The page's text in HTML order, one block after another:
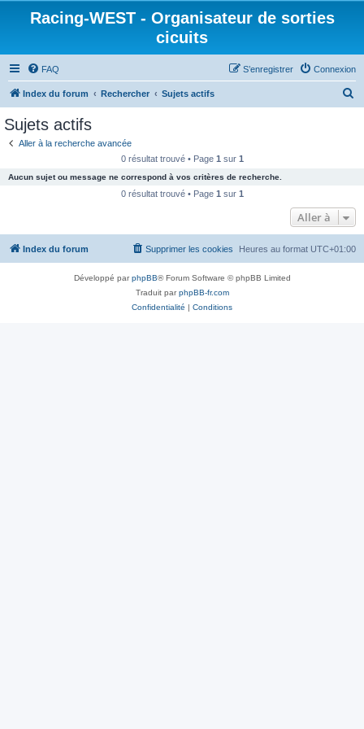
Racing-WEST - Organisateur de sorties
cicuits
FAQ Connexion
S’enregistrer
Index du forum Rechercher Sujets actifs
c
e
Sujets actifs
Aller à la recherche avancée
0 résultat trouvé • Page 1 sur 1
Aucun sujet ou message ne correspond à vos critères de recherche.
0 résultat trouvé • Page 1 sur 1
Aller à
Index du forum Heures au format UTC+01:00
Supprimer les cookies
Développé parphpBB® Forum Software © phpBB Limited
Traduit parphpBB-fr.com
Confidentialité | Conditions